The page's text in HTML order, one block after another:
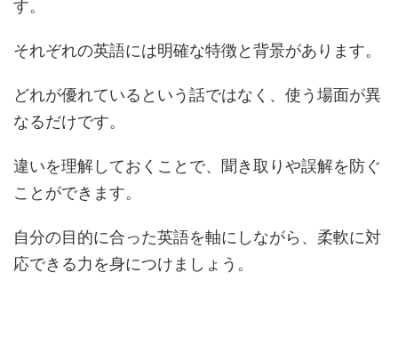
す。
それぞれの英語には明確な特徴と背景があります。
どれが優れているという話ではなく、使う場面が異
なるだけです。
違いを理解しておくことで、聞き取りや誤解を防ぐ
ことができます。
自分の目的に合った英語を軸にしながら、柔軟に対
応できる力を身につけましょう。